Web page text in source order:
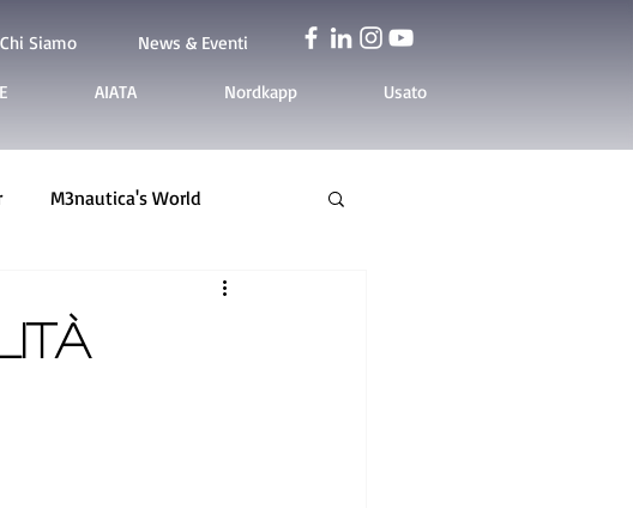
Chi Siamo News & Eventi
AIATA Nordkapp Usato
M3nautica's World